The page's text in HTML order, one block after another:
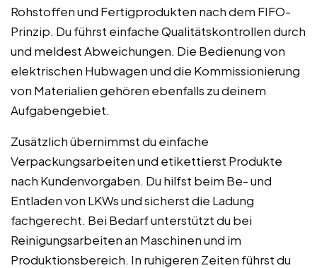
Rohstoffen und Fertigprodukten nach dem FIFO-
Prinzip. Du führst einfache Qualitätskontrollen durch
und meldest Abweichungen. Die Bedienung von
elektrischen Hubwagen und die Kommissionierung
von Materialien gehören ebenfalls zu deinem
Aufgabengebiet.
Zusätzlich übernimmst du einfache
Verpackungsarbeiten und etikettierst Produkte
nach Kundenvorgaben. Du hilfst beim Be- und
Entladen von LKWs und sicherst die Ladung
fachgerecht. Bei Bedarf unterstützt du bei
Reinigungsarbeiten an Maschinen und im
Produktionsbereich. In ruhigeren Zeiten führst du